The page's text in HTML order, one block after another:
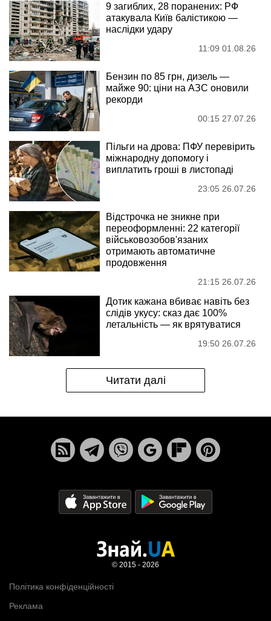
9 загиблих, 28 поранених: РФ
атакувала Київ балістикою —
наслідки удару
11:09 01.08.26
Бензин по 85 грн, дизель —
майже 90: ціни на АЗС оновили
рекорди
00:15 27.07.26
Пільги на дрова: ПФУ перевірить
міжнародну допомогу і
виплатить гроші в листопаді
23:05 26.07.26
Відстрочка не зникне при
переоформленні: 22 категорії
військовозобов'язаних
отримають автоматичне
продовження
21:15 26.07.26
Дотик кажана вбиває навіть без
слідів укусу: сказ дає 100%
летальність — як врятуватися
19:50 26.07.26
Читати далі
Політика конфіденційності
Реклама
© 2015 - 2026